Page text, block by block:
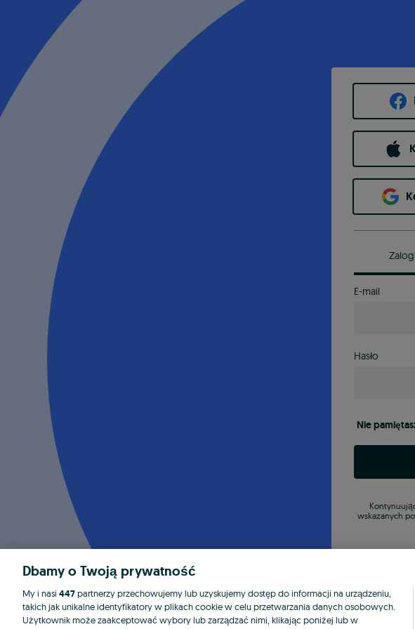
E-mail
Hasło
Nie
wskazanych
Dbamy o Twoją prywatność
My i nasi 447partnerzy przechowujemy lub uzyskujemy dostęp do informacji na urządzeniu,
takich jak unikalne identyfikatory w plikach cookie w celu przetwarzania danych osobowych.
Użytkownik może zaakceptować wybory lub zarządzać nimi, klikając poniżej lub w